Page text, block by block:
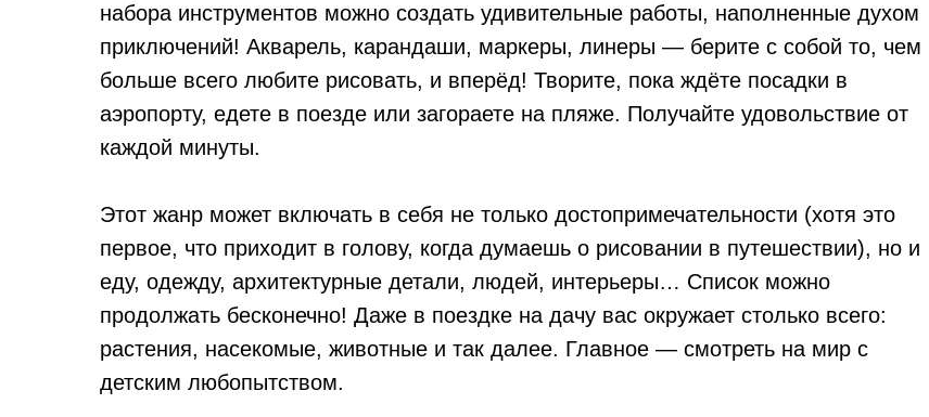
набора инструментов можно создать удивительные работы, наполненные духом
приключений! Акварель, карандаши, маркеры, линеры — берите с собой то, чем
больше всего любите рисовать, и вперёд! Творите, пока ждёте посадки в
аэропорту, едете в поезде или загораете на пляже. Получайте удовольствие от
каждой минуты.
Этот жанр может включать в себя не только достопримечательности (хотя это
первое, что приходит в голову, когда думаешь о рисовании в путешествии), но и
еду, одежду, архитектурные детали, людей, интерьеры… Список можно
продолжать бесконечно! Даже в поездке на дачу вас окружает столько всего:
растения, насекомые, животные и так далее. Главное — смотреть на мир с
детским любопытством.